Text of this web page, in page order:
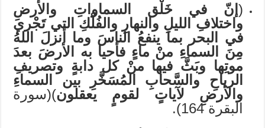
( إنّ في خَلْق السماواتِ والأرضِ
واختلافِ الليلِ والنهارِ والفُلْكِ التي تَجْري
في البحر بما ينفعُ الناسَ وما أنزلَ اللهُ
مِنَ السماءِ منْ ماءٍ فأحيا به الأرضَ بعدَ
موتِها وبَثَّ فيها منْ كل دابةٍ وتصريفِ
الرياحِ والسَّحابِ المُسَخَّرِ بين السماءِ
والأرضِ لآياتٍ لقومٍ يعقلون)(سورة
البقرة 164).